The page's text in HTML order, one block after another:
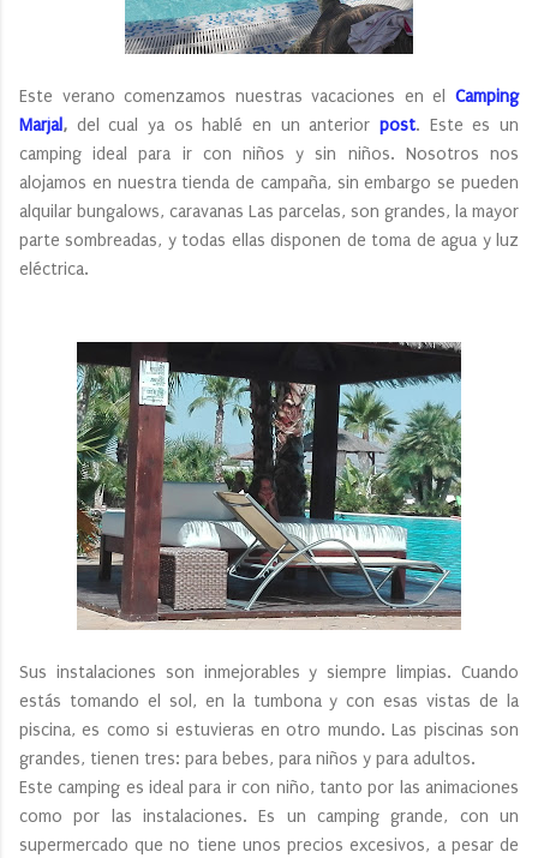
Este verano comenzamos nuestras vacaciones en el Camping
Marjal, del cual ya os hablé en un anterior post. Este es un
camping ideal para ir con niños y sin niños. Nosotros nos
alojamos en nuestra tienda de campaña, sin embargo se pueden
alquilar bungalows, caravanas Las parcelas, son grandes, la mayor
parte sombreadas, y todas ellas disponen de toma de agua y luz
eléctrica.
Sus instalaciones son inmejorables y siempre limpias. Cuando
estás tomando el sol, en la tumbona y con esas vistas de la
piscina, es como si estuvieras en otro mundo. Las piscinas son
grandes, tienen tres: para bebes, para niños y para adultos.
Este camping es ideal para ir con niño, tanto por las animaciones
como por las instalaciones. Es un camping grande, con un
supermercado que no tiene unos precios excesivos, a pesar de